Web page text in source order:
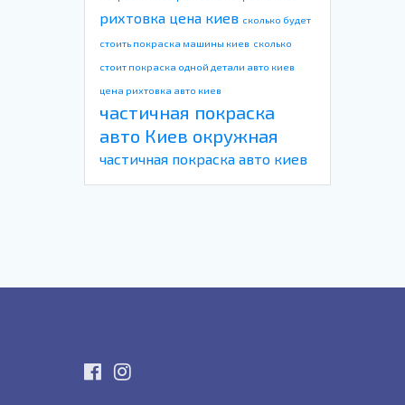
рихтовка цена киев сколько будет
стоить покраска машины киев сколько
стоит покраска одной детали авто киев
цена рихтовка авто киев
частичная покраска
авто Киев окружная
частичная покраска авто киев